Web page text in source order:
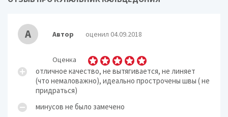
А Автор оценил 04.09.2018
Оценка
отличное качество, не вытягивается, не линяет
(что немаловажно), идеально прострочены швы ( не
придраться)
минусов не было замечено